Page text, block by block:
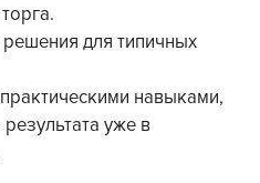
для типичных
навыками,
уже в